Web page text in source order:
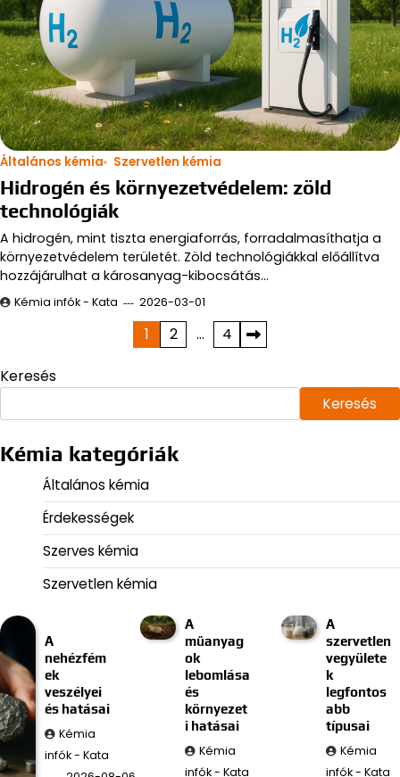
Általános kémia Szervetlen kémia
Hidrogén és környezetvédelem: zöld
technológiák
A hidrogén, mint tiszta energiaforrás, forradalmasíthatja a
környezetvédelem területét. Zöld technológiákkal előállítva
hozzájárulhat a károsanyag-kibocsátás…
Kémia infók - Kata 2026-03-01
lapozása
1 2 … 4
Keresés
Keresés
Kémia kategóriák
Általános kémia
Érdekességek
Szerves kémia
Szervetlen kémia
A
nehézfém
ek
veszélyei
és hatásai
Kémia
infók - Kata
A
műanyag
ok
lebomlása
és
környezet
i hatásai
Kémia
infók - Kata
A
szervetlen
vegyülete
k
legfontos
abb
típusai
Kémia
infók - Kata